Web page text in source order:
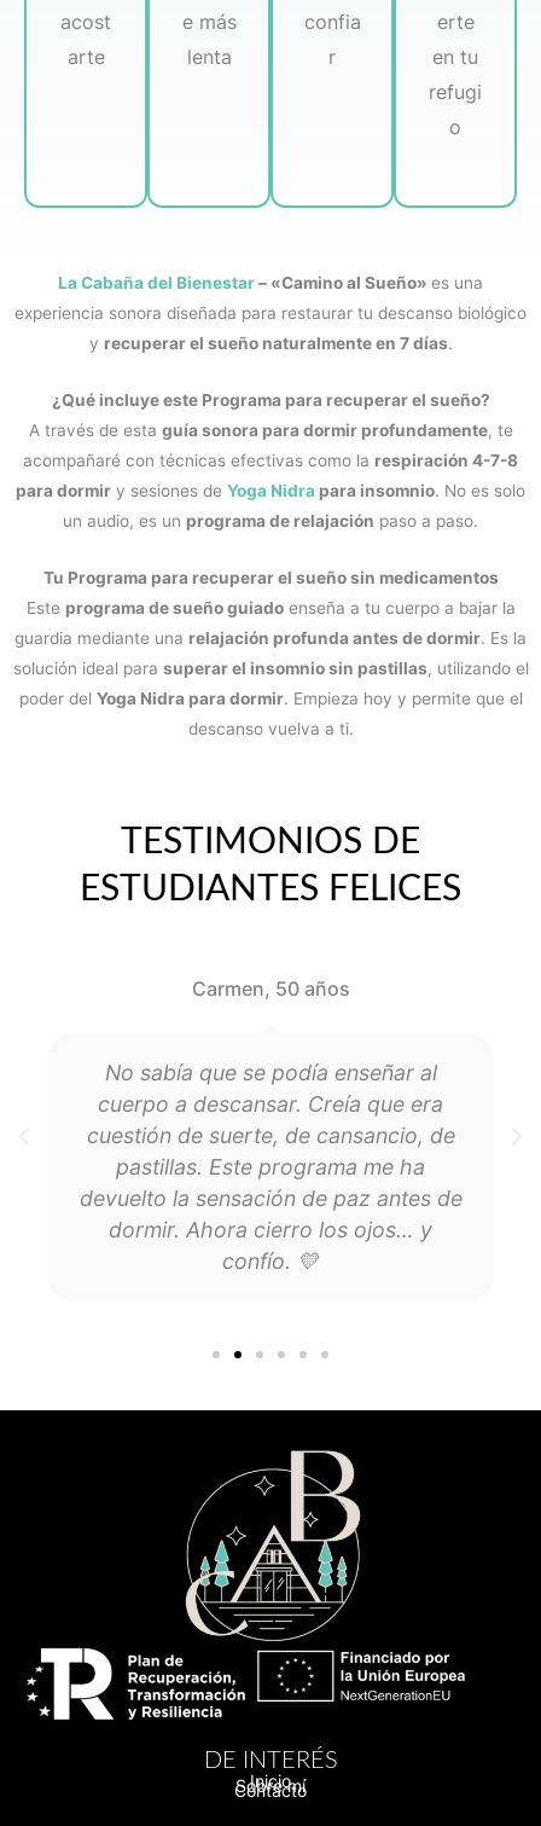
acost
arte
e más
lenta
confia
r
erte
en tu
refugi
o
La Cabaña del Bienestar– «Camino al Sueño» es una
experiencia sonora diseñada para restaurar tu descanso biológico
y recuperar el sueño naturalmente en 7 días.
¿Qué incluye este Programa para recuperar el sueño?
A través de esta guía sonora para dormir profundamente, te
acompañaré con técnicas efectivas como la respiración 4-7-8
para dormir y sesiones de Yoga Nidra para insomnio. No es solo
un audio, es un programa de relajación paso a paso.
Tu Programa para recuperar el sueño sin medicamentos
Este programa de sueño guiadoenseña a tu cuerpo a bajar la
guardia mediante una relajación profunda antes de dormir. Es la
solución ideal para superar el insomnio sin pastillas, utilizando el
poder del Yoga Nidra para dormir. Empieza hoy y permite que el
descanso vuelva a ti.
TESTIMONIOS DE
ESTUDIANTES FELICES
No sabía que se podía enseñar al
cuerpo a descansar. Creía que era
cuestión de suerte, de cansancio, de
pastillas. Este programa me ha
devuelto la sensación de paz antes de
dormir. Ahora cierro los ojos… y
confío. 💛
Carmen, 50 años
DE INTERÉS
Inicio
Sobre mí
Contacto